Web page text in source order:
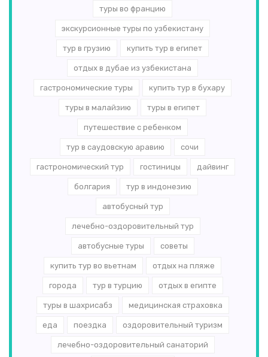
туры во францию
экскурсионные туры по узбекистану
тур в грузию купить тур в египет
отдых в дубае из узбекистана
гастрономические туры купить тур в бухару
туры в малайзию туры в египет
путешествие с ребенком
тур в саудовскую аравию сочи
гастрономический тур гостиницы дайвинг
болгария тур в индонезию
автобусный тур
лечебно-оздоровительный тур
автобусные туры советы
купить тур во вьетнам отдых на пляже
города тур в турцию отдых в египте
туры в шахрисабз медицинская страховка
еда поездка оздоровительный туризм
лечебно-оздоровительный санаторий